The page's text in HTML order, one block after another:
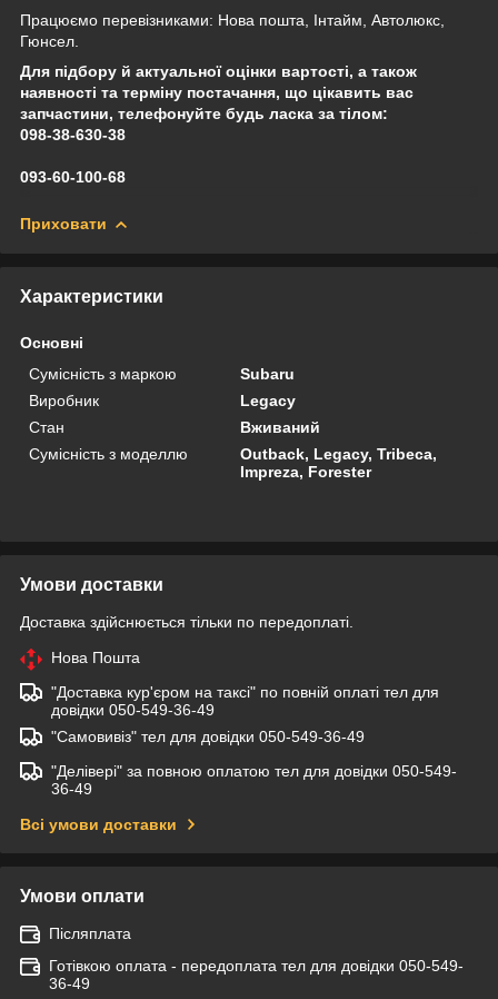
Працюємо перевізниками: Нова пошта, Інтайм, Автолюкс,
Гюнсел.
Для підбору й актуальної оцінки вартості, а також
наявності та терміну постачання, що цікавить вас
запчастини, телефонуйте будь ласка за тілом:
098-38-630-38
093-60-100-68
Приховати
Характеристики
Основні
Сумісність з маркою
Subaru
Виробник
Legacy
Стан
Вживаний
Сумісність з моделлю
Outback, Legacy, Tribeca,
Impreza, Forester
Умови доставки
Доставка здійснюється тільки по передоплаті.
Нова Пошта
"Доставка кур'єром на таксі" по повній оплаті тел для
довідки 050-549-36-49
"Самовивіз" тел для довідки 050-549-36-49
"Делівері" за повною оплатою тел для довідки 050-549-
36-49
Всі умови доставки
Умови оплати
Післяплата
Готівкою оплата - передоплата тел для довідки 050-549-
36-49